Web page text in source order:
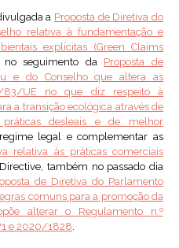
a Proposta de Diretiva do
relativa à fundamentação e
explícitas (Green Claims
no seguimento da Proposta de
e do Conselho que altera as
83/UE no que diz respeito à
a transição ecológica através de
desleais e de melhor
legal e complementar as
relativa às práticas comerciais
também no passado dia
de Diretiva do Parlamento
comuns para a promoção da
alterar o Regulamento n.º
e 2020/1828.